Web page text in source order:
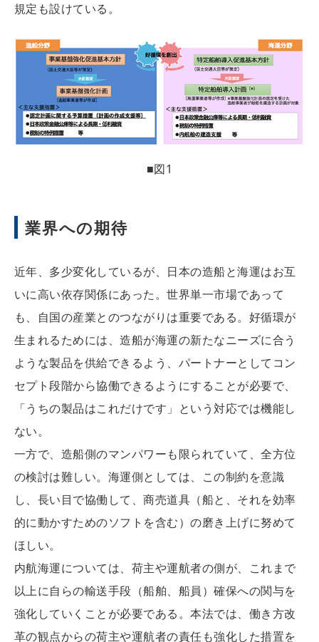
規定も設けている。
■図1
業界への期待
近年、多少変化しているが、日本の造船と海運はお互
いに高い依存関係にあった。世界単一市場であって
も、自国の産業とのつながりは重要である。好循環が
生まれるためには、造船が海運の新たなニーズに合う
ような製品を供給できるよう、パートナーとしてコン
セプト段階から協働できるようにすることが必要で、
「うちの製品はこれだけです」という対応では機能し
ない。
一方で、造船側のマンパワーも限られていて、全方位
の検討は難しい。海運側としては、この制約を意識
し、長い目で協働して、商売道具（船と、それを効率
的に動かすためのソフトを含む）の磨き上げに努めて
ほしい。
内航海運については、荷主や運航者の側が、これまで
以上に自らの輸送手段（船舶、船員）確保への関与を
強化していくことが必要である。本法では、働き方改
革の観点からの荷主や運航者の責任も強化した措置を